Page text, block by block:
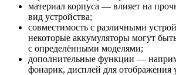
материал корпуса — влияет на
вид устройства;
совместимость с различными
некоторые аккумуляторы могут
с определёнными моделями;
дополнительные функции —
фонарик, дисплей для отображения